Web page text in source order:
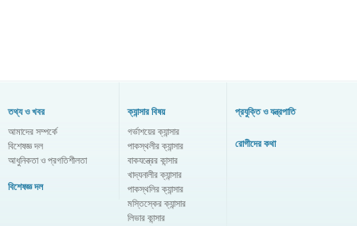
তথ্য ও খবর
আমাদের সম্পর্কে
বিশেষজ্ঞ দল
আধুনিকতা ও প্রগতিশীলতা
বিশেষজ্ঞ দল
ক্যান্সার বিষয়
গর্ভাশয়ের ক্যান্সার
পাকস্থলীর ক্যান্সার
বাকযন্ত্রের কান্সার
খাদ্যনালীর ক্যান্সার
পাকস্থলির ক্যান্সার
মস্তিস্কের ক্যান্সার
লিভার কান্সার
প্রযুক্তি ও যন্ত্রপাতি
রোগীদের কথা